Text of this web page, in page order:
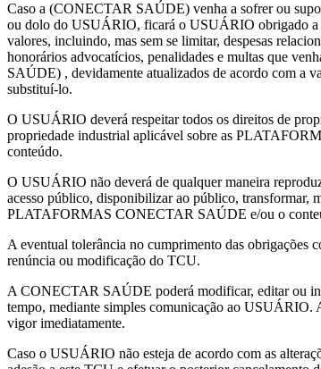
Caso a (CONECTAR SAÚDE) venha a sofrer ou
ou dolo do USUÁRIO, ficará o USUÁRIO obrigado
valores, incluindo, mas sem se limitar, despesas
honorários advocatícios, penalidades e multas que
SAÚDE) , devidamente atualizados de acordo com a
substituí-lo.
O USUÁRIO deverá respeitar todos os direitos de
propriedade industrial aplicável sobre as
conteúdo.
O USUÁRIO não deverá de qualquer maneira
acesso público, disponibilizar ao público, transformar,
PLATAFORMAS CONECTAR SAÚDE e/ou o
A eventual tolerância no cumprimento das obrigações
renúncia ou modificação do TCU.
A CONECTAR SAÚDE poderá modificar, editar ou
tempo, mediante simples comunicação ao USUÁRIO.
vigor imediatamente.
Caso o USUÁRIO não esteja de acordo com as